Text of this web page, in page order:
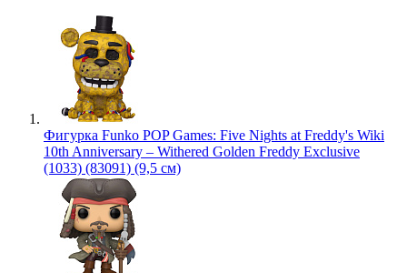
Фигурка Funko POP Games: Five Nights at Freddy's Wiki
10th Anniversary – Withered Golden Freddy Exclusive
(1033) (83091) (9,5 см)